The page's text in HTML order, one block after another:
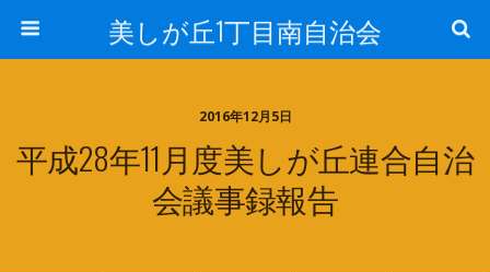
美しが丘1丁目南自治会
2016年12月5日
平成28年11月度美しが丘連合自治
会議事録報告